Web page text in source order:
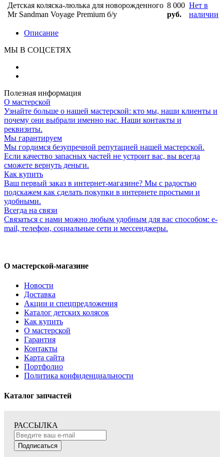
Детская коляска-люлька для новорожденного
Mr Sandman Voyage Premium б/у
8 000
руб.
Нет в
наличии
Описание
МЫ В СОЦСЕТЯХ
Полезная информация
О мастерской
Узнайте больше о нашей мастерской: кто мы, наши клиенты и
почему они выбрали именно нас. Наши контакты и
реквизиты.
Мы гарантируем
Мы гордимся безупречной репутацией нашей мастерской.
Если качество запасных частей не устроит вас, вы всегда
сможете вернуть деньги.
Как купить
Ваш первый заказ в интернет-магазине? Мы с радостью
подскажем как сделать покупки в интернете простыми и
удобными.
Всегда на связи
Связаться с нами можно любым удобным для вас способом: e-
mail, телефон, социальные сети и мессенджеры.
О мастерской-магазине
Новости
Доставка
Акции и спецпредложения
Каталог детских колясок
Как купить
О мастерской
Гарантия
Контакты
Карта сайта
Портфолио
Политика конфиденциальности
Каталог запчастей
РАССЫЛКА
Подписаться